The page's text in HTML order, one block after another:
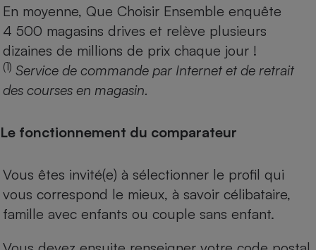
En moyenne, Que Choisir Ensemble enquête
4 500 magasins drives et relève plusieurs
dizaines de millions de prix chaque jour !
(1) Service de commande par Internet et de retrait
des courses en magasin.
Le fonctionnement du comparateur
Vous êtes invité(e) à sélectionner le profil qui
vous correspond le mieux, à savoir célibataire,
famille avec enfants ou couple sans enfant.